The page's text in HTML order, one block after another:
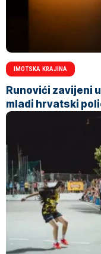
IMOTSKA KRAJINA
Runovići zavijeni
mladi hrvatski